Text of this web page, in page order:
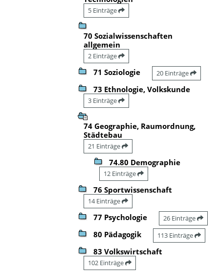
5 Einträge
70 Sozialwissenschaften
allgemein
2 Einträge
71 Soziologie 20 Einträge
73 Ethnologie, Volkskunde
3 Einträge
74 Geographie, Raumordnung,
Städtebau
21 Einträge
74.80 Demographie
12 Einträge
76 Sportwissenschaft
14 Einträge
77 Psychologie 26 Einträge
80 Pädagogik 113 Einträge
83 Volkswirtschaft
102 Einträge